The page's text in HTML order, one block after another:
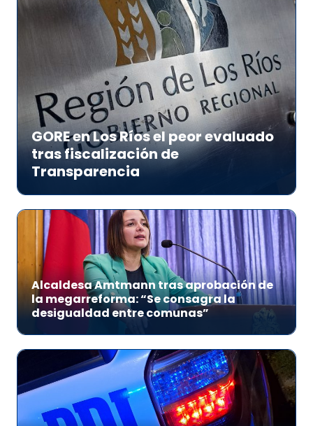
GORE en Los Ríos el peor evaluado
tras fiscalización de
Transparencia
Alcaldesa Amtmann tras aprobación de
la megarreforma: “Se consagra la
desigualdad entre comunas”